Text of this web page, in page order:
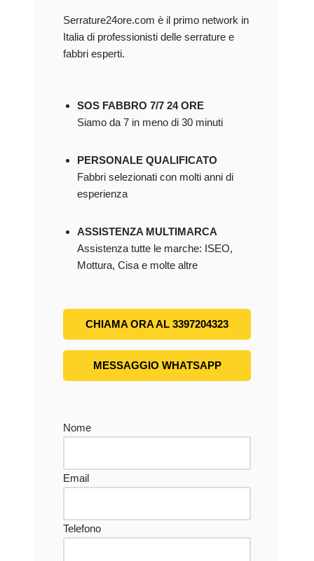
Serrature24ore.com è il primo network in
Italia di professionisti delle serrature e
fabbri esperti.
SOS FABBRO 7/7 24 ORE
Siamo da 7 in meno di 30 minuti
PERSONALE QUALIFICATO
Fabbri selezionati con molti anni di
esperienza
ASSISTENZA MULTIMARCA
Assistenza tutte le marche: ISEO,
Mottura, Cisa e molte altre
CHIAMA ORA AL 3397204323
MESSAGGIO WHATSAPP
Nome
Email
Telefono